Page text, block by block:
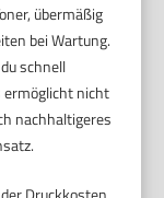
übermäßig
bei Wartung.
schnell
ermöglicht nicht
nachhaltigeres